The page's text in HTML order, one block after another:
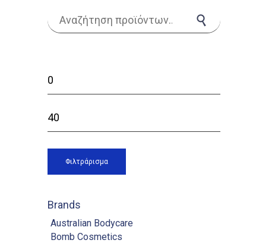
Αναζήτηση
Φιλτράρισμα
Brands
Australian Bodycare
Bomb Cosmetics